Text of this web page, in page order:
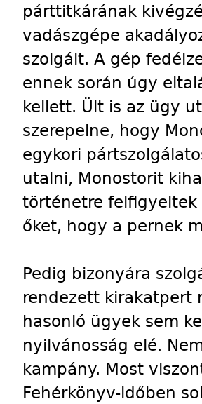
párttitkárának
vadászgépe
szolgált. A gép
ennek során úgy
kellett. Ült is az ügy
szerepelne, hogy
egykori
utalni, Monostorit
történetre felfigyeltek
őket, hogy a pernek
Pedig bizonyára
rendezett kirakatpert
hasonló ügyek sem
nyilvánosság elé.
kampány. Most
Fehérkönyv-időben